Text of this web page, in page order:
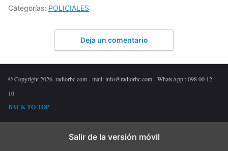
Categorías: POLICIALES
Deja un comentario
© Copyright 2026. radiorbc.com - mail: info@radiorbc.com - WhatsApp : 098 00 12
10
BACK TO TOP
Salir de la versión móvil